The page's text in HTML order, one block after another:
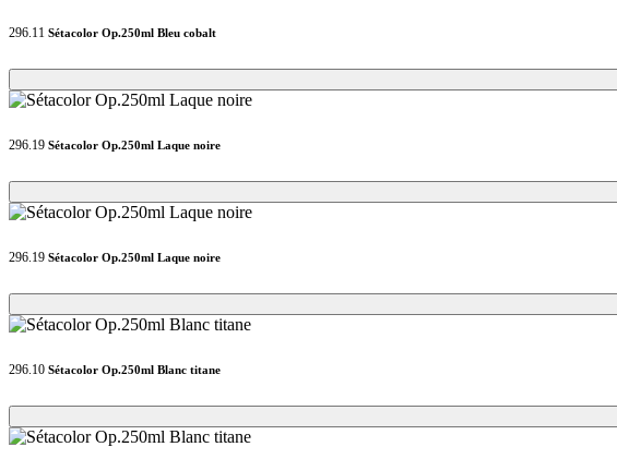
296.11 Sétacolor Op.250ml Bleu cobalt
Loading...
Loading...
296.19 Sétacolor Op.250ml Laque noire
Loading...
Loading...
296.19 Sétacolor Op.250ml Laque noire
Loading...
Loading...
296.10 Sétacolor Op.250ml Blanc titane
Loading...
Loading...